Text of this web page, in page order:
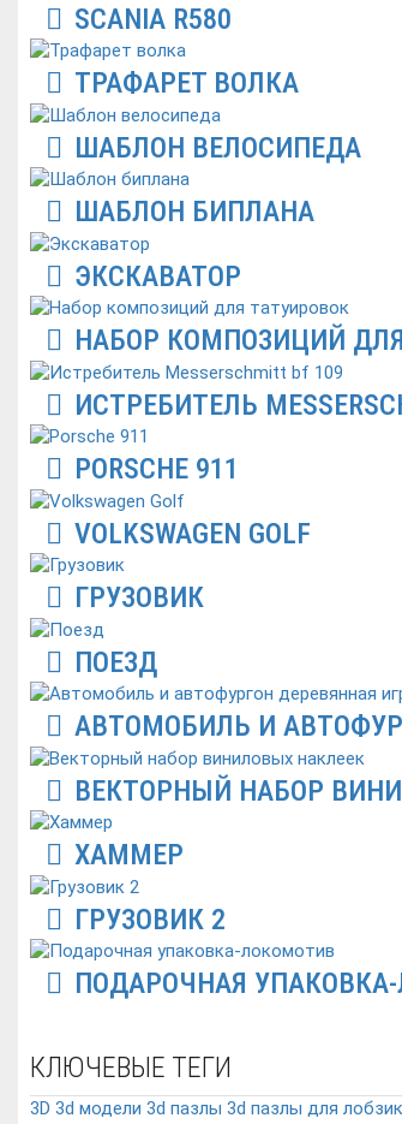
SCANIA R580
ТРАФАРЕТ ВОЛКА
ШАБЛОН ВЕЛОСИПЕДА
ШАБЛОН БИПЛАНА
ЭКСКАВАТОР
НАБОР КОМПОЗИЦИЙ
ИСТРЕБИТЕЛЬ
PORSCHE 911
VOLKSWAGEN GOLF
ГРУЗОВИК
ПОЕЗД
АВТОМОБИЛЬ И
ВЕКТОРНЫЙ НАБОР
ХАММЕР
ГРУЗОВИК 2
ПОДАРОЧНАЯ
КЛЮЧЕВЫЕ ТЕГИ
3D 3d модели 3d пазлы 3d пазлы для